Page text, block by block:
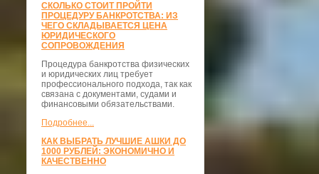
СКОЛЬКО СТОИТ ПРОЙТИ
ПРОЦЕДУРУ БАНКРОТСТВА: ИЗ
ЧЕГО СКЛАДЫВАЕТСЯ ЦЕНА
ЮРИДИЧЕСКОГО
СОПРОВОЖДЕНИЯ
Процедура банкротства физических
и юридических лиц требует
профессионального подхода, так как
связана с документами, судами и
финансовыми обязательствами.
Подробнее...
КАК ВЫБРАТЬ ЛУЧШИЕ АШКИ ДО
1000 РУБЛЕЙ: ЭКОНОМИЧНО И
КАЧЕСТВЕННО